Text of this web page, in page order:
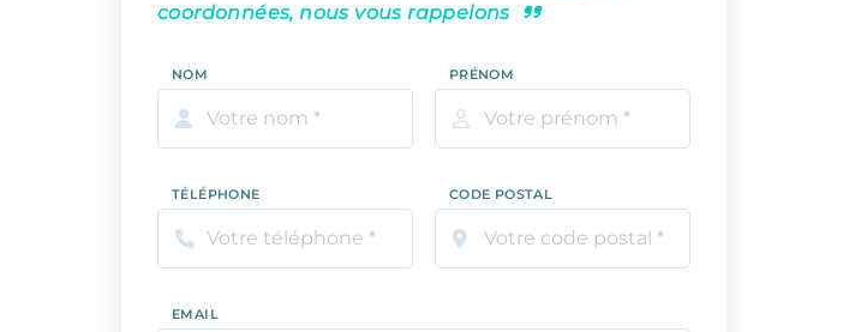
coordonnées, nous vous rappelons
NOM PRÉNOM
TÉLÉPHONE CODE POSTAL
EMAIL